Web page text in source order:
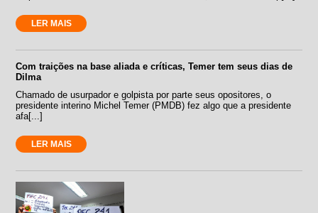
LER MAIS
Com traições na base aliada e críticas, Temer tem seus dias de
Dilma
Chamado de usurpador e golpista por parte seus opositores, o
presidente interino Michel Temer (PMDB) fez algo que a presidente
afa[...]
LER MAIS